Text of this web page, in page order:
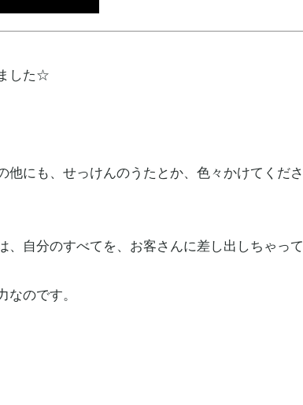
した☆
他にも、せっけんのうたとか、色々かけてくださ
、自分のすべてを、お客さんに差し出しちゃって
なのです。